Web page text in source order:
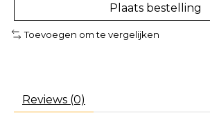
Plaats bestelling
Toevoegen om te vergelijken
Reviews (0)